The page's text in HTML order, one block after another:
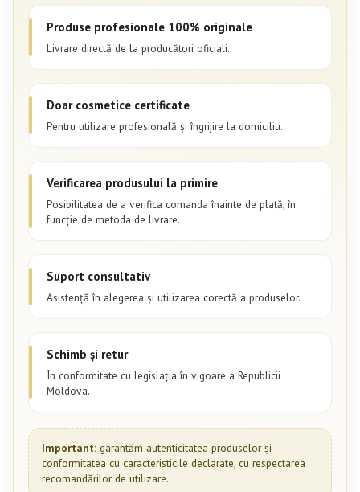
Produse profesionale 100% originale
Livrare directă de la producători oficiali.
Doar cosmetice certificate
Pentru utilizare profesională și îngrijire la domiciliu.
Verificarea produsului la primire
Posibilitatea de a verifica comanda înainte de plată, în
funcție de metoda de livrare.
Suport consultativ
Asistență în alegerea și utilizarea corectă a produselor.
Schimb și retur
În conformitate cu legislația în vigoare a Republicii
Moldova.
Important: garantăm autenticitatea produselor și
conformitatea cu caracteristicile declarate, cu respectarea
recomandărilor de utilizare.